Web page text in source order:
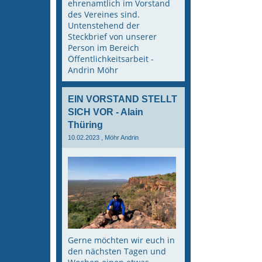
ehrenamtlich im Vorstand
des Vereines sind.
Untenstehend der
Steckbrief von unserer
Person im Bereich
Öffentlichkeitsarbeit -
Andrin Möhr
EIN VORSTAND STELLT
SICH VOR - Alain
Thüring
10.02.2023 , Möhr Andrin
Gerne möchten wir euch in
den nächsten Tagen und